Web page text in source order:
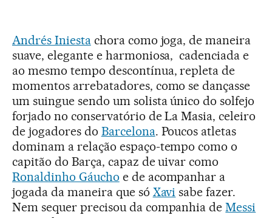
Andrés Iniestachora como joga, de maneira
suave, elegante e harmoniosa, cadenciada e
ao mesmo tempo descontínua, repleta de
momentos arrebatadores, como se dançasse
um suingue sendo um solista único do solfejo
forjado no conservatório de La Masia, celeiro
de jogadores do Barcelona. Poucos atletas
dominam a relação espaço-tempo como o
capitão do Barça, capaz de uivar como
Ronaldinho Gáucho e de acompanhar a
jogada da maneira que só Xavi sabe fazer.
Nem sequer precisou da companhia deMessi